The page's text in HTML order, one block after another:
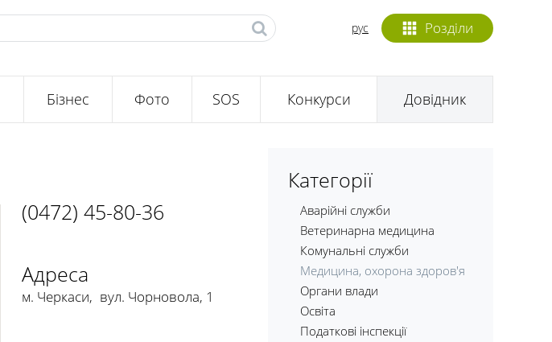
Розділи
рус
Бізнес Фото SOS Конкурси Довідник
(0472) 45-80-36
Адреса
м. Черкаси, вул. Чорновола, 1
Категорії
Аварійні служби
Ветеринарна медицина
Комунальні служби
Медицина, охорона здоров'я
Органи влади
Освіта
Податкові інспекції